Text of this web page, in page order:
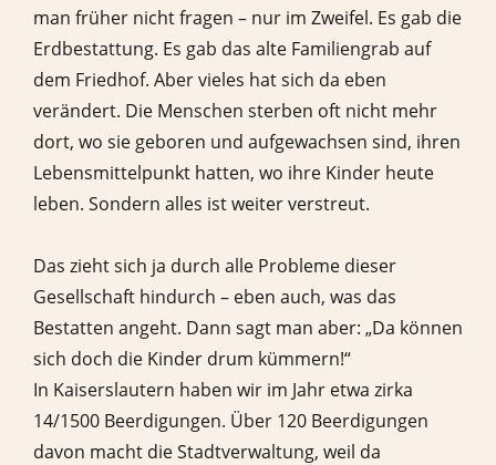
man früher nicht fragen – nur im Zweifel. Es gab die
Erdbestattung. Es gab das alte Familiengrab auf
dem Friedhof. Aber vieles hat sich da eben
verändert. Die Menschen sterben oft nicht mehr
dort, wo sie geboren und aufgewachsen sind, ihren
Lebensmittelpunkt hatten, wo ihre Kinder heute
leben. Sondern alles ist weiter verstreut.
Das zieht sich ja durch alle Probleme dieser
Gesellschaft hindurch – eben auch, was das
Bestatten angeht. Dann sagt man aber: „Da können
sich doch die Kinder drum kümmern!“
In Kaiserslautern haben wir im Jahr etwa zirka
14/1500 Beerdigungen. Über 120 Beerdigungen
davon macht die Stadtverwaltung, weil da